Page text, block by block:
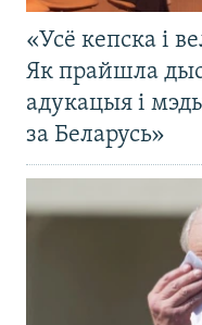
«Усё кепска і
Як прайшла
адукацыя і
за Беларусь»